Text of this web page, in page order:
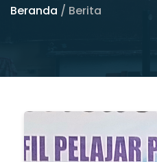
Beranda / Berita